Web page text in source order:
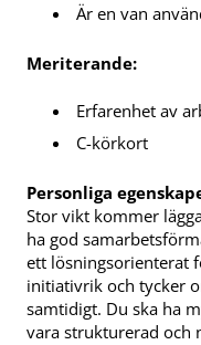
Är en van
Meriterande:
Erfarenhet av
C-körkort
Personliga
Stor vikt kommer
ha god
ett lösningsorienterat
initiativrik och tycker
samtidigt. Du ska ha
vara strukturerad och